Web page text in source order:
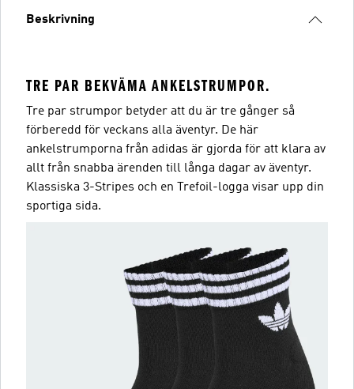
Beskrivning
TRE PAR BEKVÄMA ANKELSTRUMPOR.
Tre par strumpor betyder att du är tre gånger så
förberedd för veckans alla äventyr. De här
ankelstrumporna från adidas är gjorda för att klara av
allt från snabba ärenden till långa dagar av äventyr.
Klassiska 3-Stripes och en Trefoil-logga visar upp din
sportiga sida.